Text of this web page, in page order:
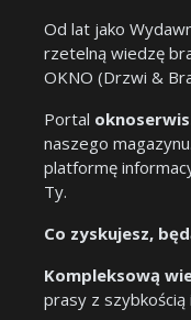
Od lat jako
rzetelną wiedzę
OKNO (Drzwi &
Portal
naszego
platformę
Ty.
Co zyskujesz,
Kompleksową
prasy z szybkością